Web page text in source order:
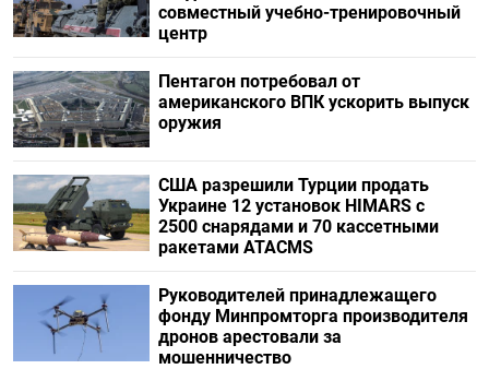
совместный учебно-тренировочный
центр
Пентагон потребовал от
американского ВПК ускорить выпуск
оружия
США разрешили Турции продать
Украине 12 установок HIMARS с
2500 снарядами и 70 кассетными
ракетами ATACMS
Руководителей принадлежащего
фонду Минпромторга производителя
дронов арестовали за
мошенничество